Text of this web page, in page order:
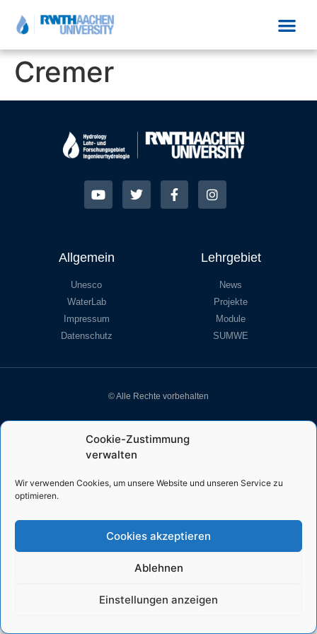
Cookie-Zustimmung
verwalten
Wir verwenden Cookies, um unsere Website und unseren Service zu
optimieren.
Cookies akzeptieren
Ablehnen
Einstellungen anzeigen
Cremer
Allgemein
Unesco
WaterLab
Impressum
Datenschutz
Lehrgebiet
News
Projekte
Module
SUMWE
© Alle Rechte vorbehalten